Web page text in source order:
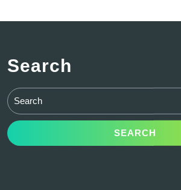
Search
Search
for: